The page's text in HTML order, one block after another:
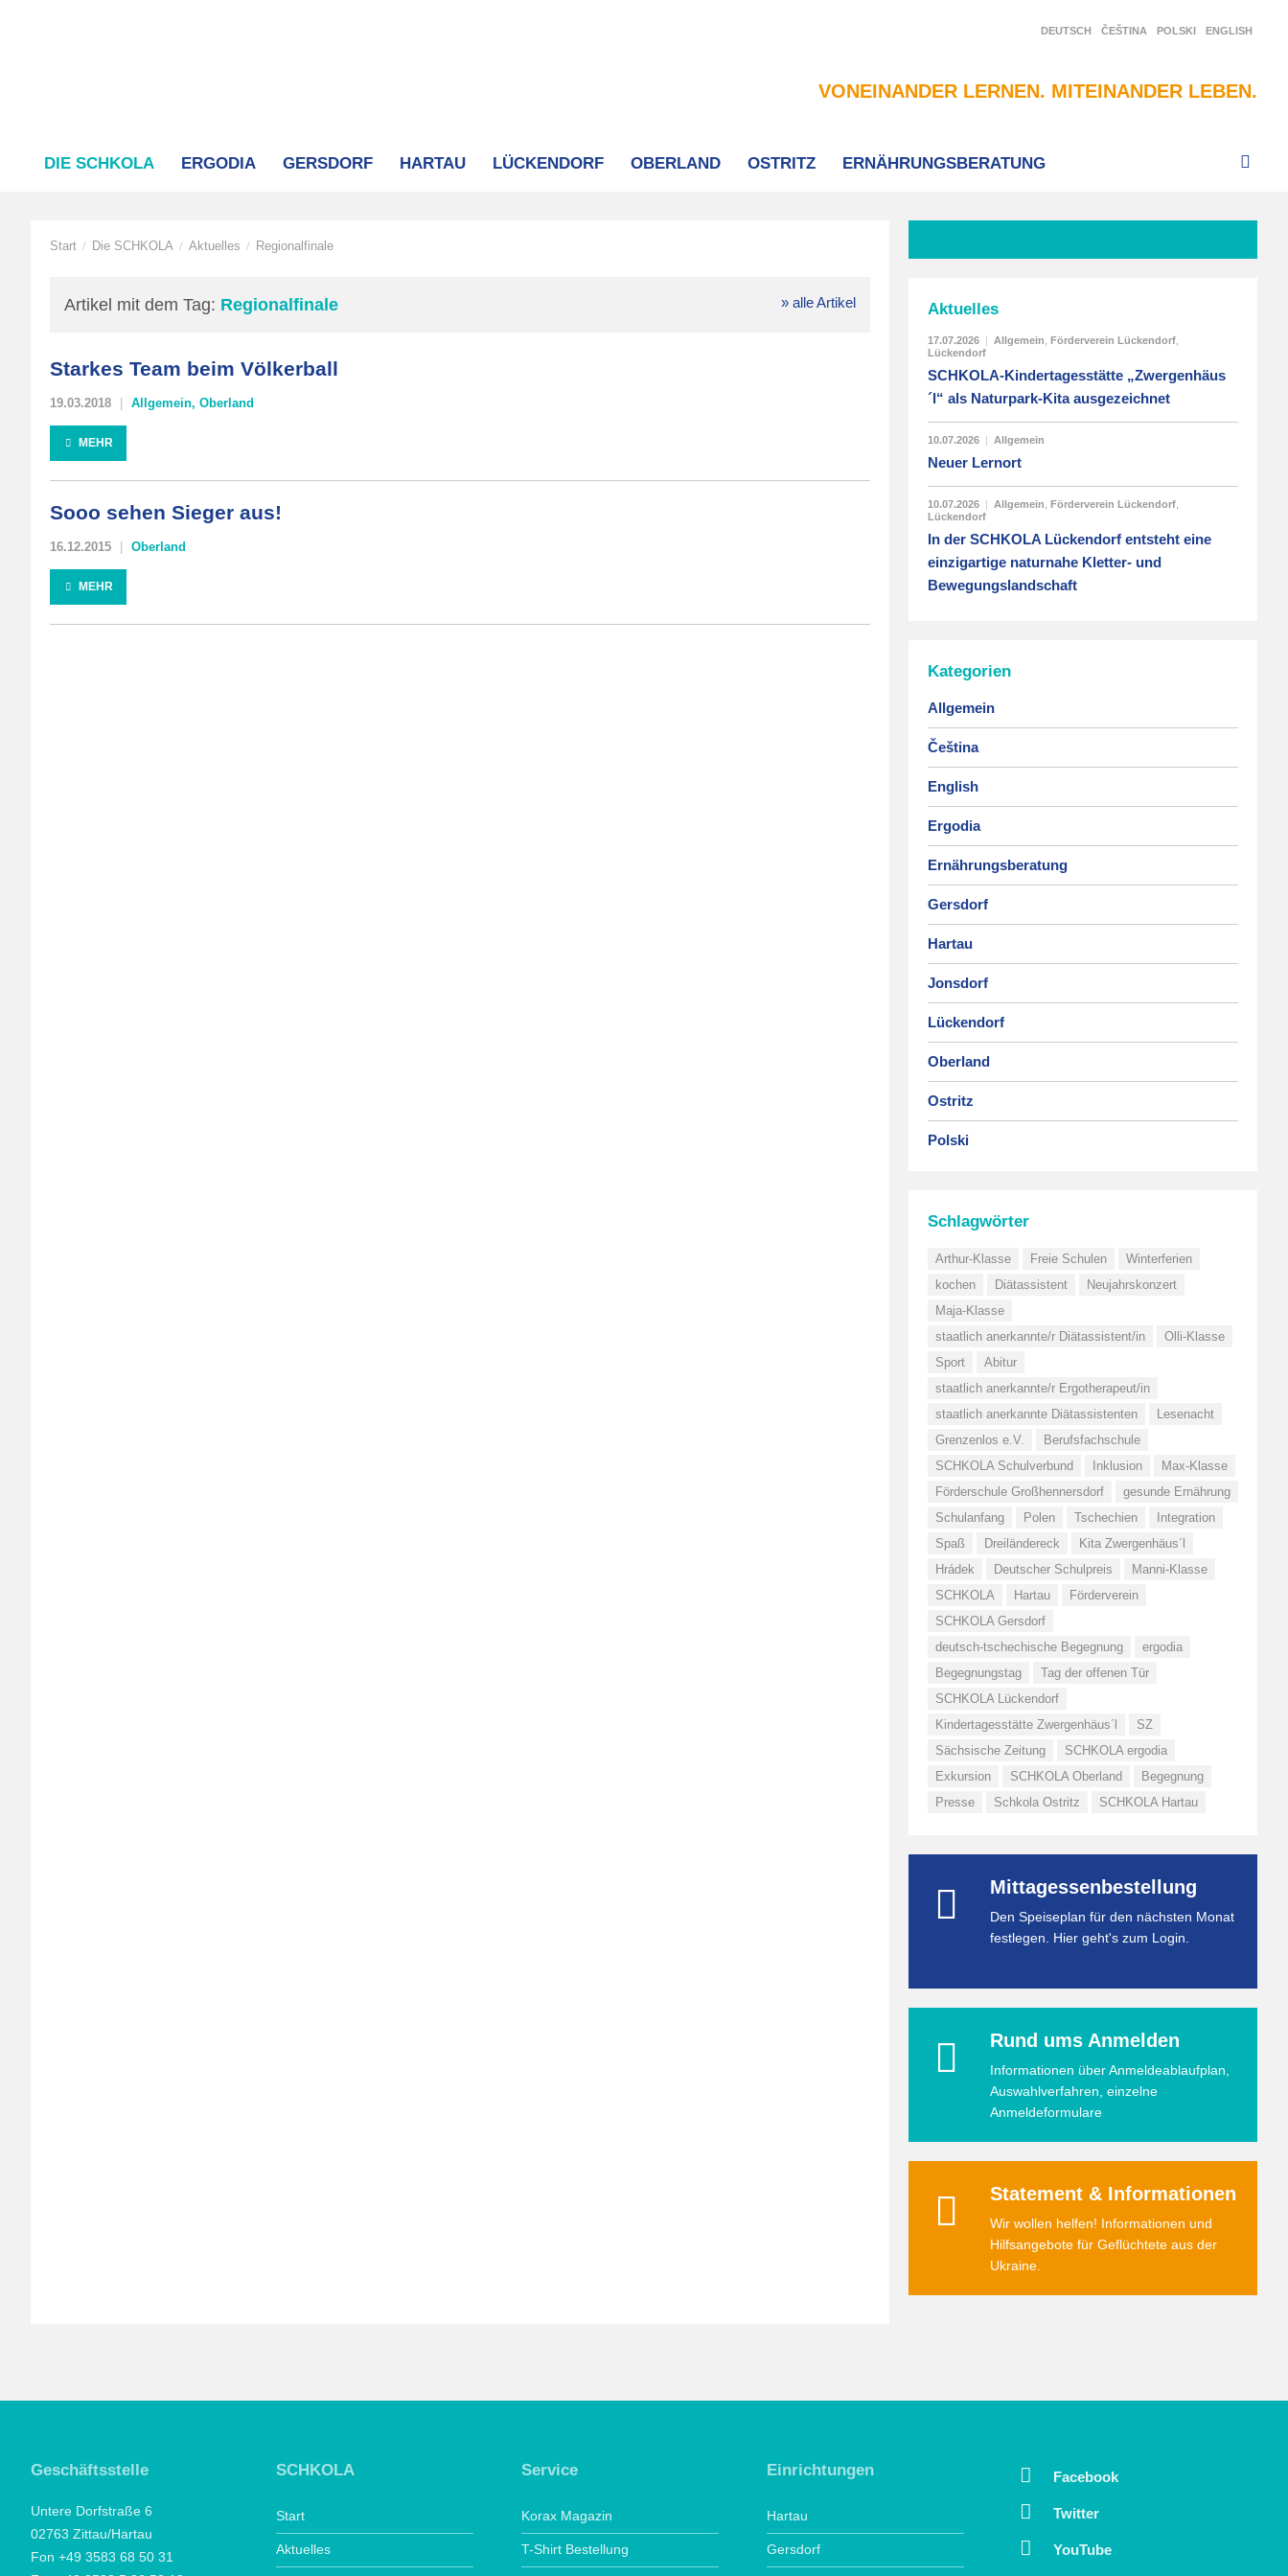
DEUTSCH ČEŠTINA POLSKI ENGLISH
VONEINANDER LERNEN. MITEINANDER LEBEN.
DIE SCHKOLA ERGODIA GERSDORF HARTAU LÜCKENDORF OBERLAND OSTRITZ ERNÄHRUNGSBERATUNG
Start / Die SCHKOLA / Aktuelles / Regionalfinale
Artikel mit dem Tag: Regionalfinale » alle Artikel
Starkes Team beim Völkerball
19.03.2018 Allgemein, Oberland
MEHR
Sooo sehen Sieger aus!
16.12.2015 Oberland
MEHR
Aktuelles
17.07.2026 | Allgemein Förderverein Lückendorf
Lückendorf
SCHKOLA-Kindertagesstätte „Zwergenhäus
´l“ als Naturpark-Kita ausgezeichnet
10.07.2026 | Allgemein
Neuer Lernort
10.07.2026 | Allgemein Förderverein Lückendorf
Lückendorf
In der SCHKOLA Lückendorf entsteht eine
einzigartige naturnahe Kletter- und
Bewegungslandschaft
Kategorien
Allgemein
Čeština
English
Ergodia
Ernährungsberatung
Gersdorf
Hartau
Jonsdorf
Lückendorf
Oberland
Ostritz
Polski
Schlagwörter
Arthur-Klasse Freie Schulen
Winterferien
kochen
Diätassistent
Neujahrskonzert
Maja-Klasse
staatlich anerkannte/r Diätassistent/in
Olli-Klasse
Sport
Abitur
staatlich anerkannte/r Ergotherapeut/in
staatlich anerkannte Diätassistenten
Lesenacht
Grenzenlos e.V.
Berufsfachschule
SCHKOLA Schulverbund
Inklusion
Max-Klasse
Förderschule Großhennersdorf
gesunde Ernährung
Schulanfang
Polen Tschechien
Integration
Spaß
Dreiländereck
Kita Zwergenhäus´l
Hrádek
Deutscher Schulpreis
Manni-Klasse
SCHKOLA
Hartau
Förderverein
SCHKOLA Gersdorf
deutsch-tschechische Begegnung
ergodia
Begegnungstag
Tag der offenen Tür
SCHKOLA Lückendorf
Kindertagesstätte Zwergenhäus´l
SZ
Sächsische Zeitung
SCHKOLA ergodia
Exkursion
SCHKOLA Oberland
Begegnung
Presse
Schkola Ostritz SCHKOLA Hartau
Mittagessenbestellung
Den Speiseplan für den nächsten Monat
festlegen. Hier geht's zum Login.
Rund ums Anmelden
Informationen über Anmeldeablaufplan,
Auswahlverfahren, einzelne
Anmeldeformulare
Statement & Informationen
Wir wollen helfen! Informationen und
Hilfsangebote für Geflüchtete aus der
Ukraine.
Geschäftsstelle
Untere Dorfstraße 6
02763 Zittau/Hartau
Fon +49 3583 68 50 31
SCHKOLA
Start
Aktuelles
Service
Korax Magazin
T-Shirt Bestellung
Einrichtungen
Hartau
Gersdorf
Facebook
Twitter
YouTube